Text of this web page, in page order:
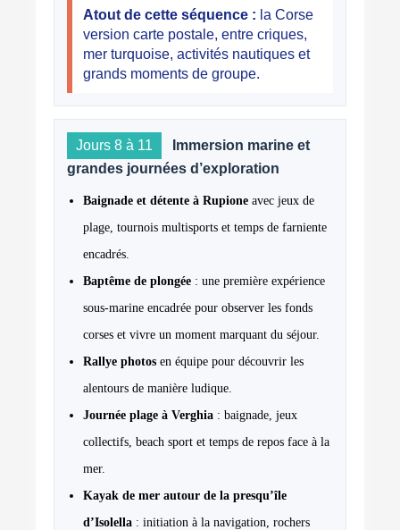
Atout de cette séquence : la Corse
version carte postale, entre criques,
mer turquoise, activités nautiques et
grands moments de groupe.
Jours 8 à 11
Immersion marine et
grandes journées d’exploration
Baignade et détente à Rupione avec jeux de
plage, tournois multisports et temps de farniente
encadrés.
Baptême de plongée : une première expérience
sous-marine encadrée pour observer les fonds
corses et vivre un moment marquant du séjour.
Rallye photos en équipe pour découvrir les
alentours de manière ludique.
Journée plage à Verghia : baignade, jeux
collectifs, beach sport et temps de repos face à la
mer.
Kayak de mer autour de la presqu’île
d’Isolella : initiation à la navigation, rochers